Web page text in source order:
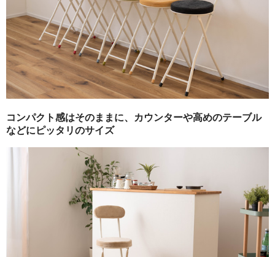
HOME FURNITURE
ケーキ
帽子学校
blog
会社概要
コンパクト感はそのままに、カウンターや高めのテーブル
などにピッタリのサイズ